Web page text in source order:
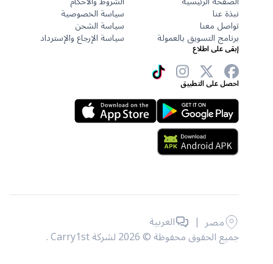
نبذة عنا
تواصل معنا
برنامج التسويق بالعمولة
سياسة الخصوصية
سياسة الشحن
سياسة الإرجاع والإسترداد
إبقى على اطلاع
احصل على التطبيق
جميع الحقوق محفوظة © 2026 لشركة Carry1st .
مصر | العربية